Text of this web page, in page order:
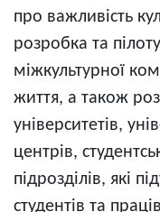
про важливість
розробка та
міжкультурної
життя, а також
університетів,
центрів,
підрозділів, які
студентів та